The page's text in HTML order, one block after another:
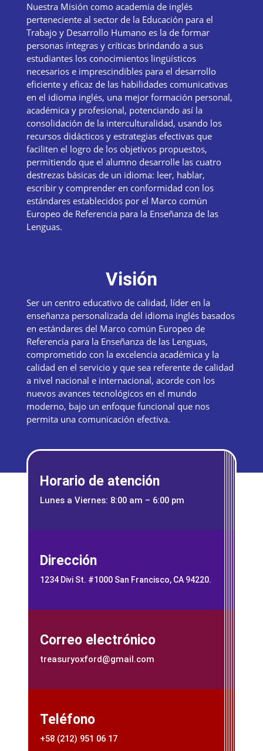
Nuestra Misión como academia de inglés
perteneciente al sector de la Educación para el
Trabajo y Desarrollo Humano es la de formar
personas íntegras y críticas brindando a sus
estudiantes los conocimientos lingüísticos
necesarios e imprescindibles para el desarrollo
eficiente y eficaz de las habilidades comunicativas
en el idioma inglés, una mejor formación personal,
académica y profesional, potenciando así la
consolidación de la interculturalidad, usando los
recursos didácticos y estrategias efectivas que
faciliten el logro de los objetivos propuestos,
permitiendo que el alumno desarrolle las cuatro
destrezas básicas de un idioma: leer, hablar,
escribir y comprender en conformidad con los
estándares establecidos por el Marco común
Europeo de Referencia para la Enseñanza de las
Lenguas.
Visión
Ser un centro educativo de calidad, líder en la
enseñanza personalizada del idioma inglés basados
en estándares del Marco común Europeo de
Referencia para la Enseñanza de las Lenguas,
comprometido con la excelencia académica y la
calidad en el servicio y que sea referente de calidad
a nivel nacional e internacional, acorde con los
nuevos avances tecnológicos en el mundo
moderno, bajo un enfoque funcional que nos
permita una comunicación efectiva.
Horario de atención
Lunes a Viernes: 8:00 am – 6:00 pm
Dirección
1234 Divi St. #1000 San Francisco, CA 94220.
Correo electrónico
treasuryoxford@gmail.com
Teléfono
+58 (212) 951 06 17